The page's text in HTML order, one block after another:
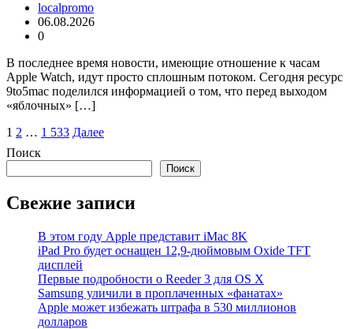
localpromo
06.08.2026
0
В последнее время новости, имеющие отношение к часам
Apple Watch, идут просто сплошным потоком. Сегодня ресурс
9to5mac поделился информацией о том, что перед выходом
«яблочных» […]
Пагинация
записей
1 2 … 1 533 Далее
Поиск
Поиск
Свежие записи
В этом году Apple представит iMac 8K
iPad Pro будет оснащен 12,9-дюймовым Oxide TFT
дисплей
Первые подробности о Reeder 3 для OS X
Samsung уличили в проплаченных «фанатах»
Apple может избежать штрафа в 530 миллионов
долларов